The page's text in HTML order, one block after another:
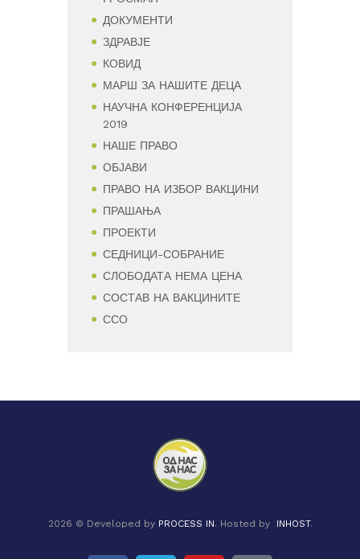
ДОКУМЕНТИ
ЗДРАВЈЕ
КОВИД
МАРШ ЗА НАШИТЕ ДЕЦА
НАУЧНА КОНФЕРЕНЦИЈА
2019
НАШЕ ПРАВО
ОБЈАВИ
ПРАВО НА ИЗБОР ВАКЦИНИ
ПРАШАЊА
ПРОЕКТИ
СЕДНИЦИ-СОБРАНИЕ
СЛОБОДАТА НЕМА ЦЕНА
СОСТАВ НА ВАКЦИНИТЕ
ССО
2026 © Developed by PROCESS IN. Hosted by INHOST.